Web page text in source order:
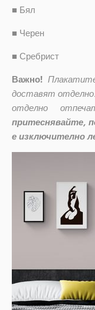
■ Бял
■ Черен
■ Сребрист
Важно!
доставят
отделно
притеснявайте,
е изключително